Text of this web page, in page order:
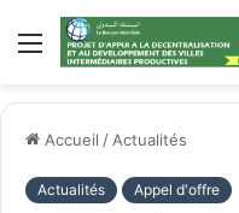
Accueil / Actualités
Actualités Appel d'offre